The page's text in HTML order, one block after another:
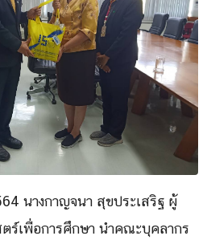
นางกาญจนา สุขประเสริฐ ผู้
ร์เพื่อการศึกษา นำคณะบุคลากร